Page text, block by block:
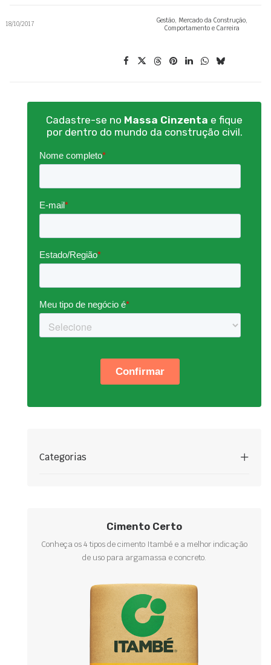
18/10/2017 Gestão, Mercado da Construção,
Comportamento e Carreira
Cadastre-se no Massa Cinzenta e fique
por dentro do mundo da construção civil.
Categorias
Cimento Certo
Conheça os 4 tipos de cimento Itambé e a melhor indicação
de uso para argamassa e concreto.